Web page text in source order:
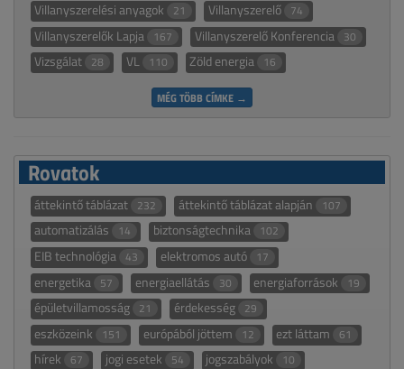
Villanyszerelési anyagok 21 Villanyszerelő 74
Villanyszerelők Lapja 167 Villanyszerelő Konferencia 30
Vizsgálat 28 VL 110 Zöld energia 16
MÉG TÖBB CÍMKE →
Rovatok
áttekintő táblázat 232 áttekintő táblázat alapján 107
automatizálás 14 biztonságtechnika 102
EIB technológia 43 elektromos autó 17
energetika 57 energiaellátás 30 energiaforrások 19
épületvillamosság 21 érdekesség 29
eszközeink 151 európából jöttem 12 ezt láttam 61
hírek 67 jogi esetek 54 jogszabályok 10